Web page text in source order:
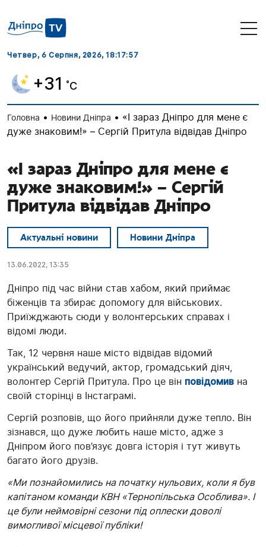
Четвер, 6 Серпня, 2026, 18:17:57
+31 ˚C
Головна • Новини Дніпра • «І зараз Дніпро для мене є
дуже знаковим!» – Сергій Притула відвідав Дніпро
«І зараз Дніпро для мене є
дуже знаковим!» – Сергій
Притула відвідав Дніпро
Актуальні новини Новини Дніпра
13.06.2022, 13:35
Дніпро під час війни став хабом, який приймає
біженців та збирає допомогу для військових.
Приїжджають сюди у волонтерських справах і
відомі люди.
Так, 12 червня наше місто відвідав відомий
український ведучий, актор, громадський діяч,
волонтер Сергій Притула. Про це він повідомив на
своїй сторінці в Інстаграмі.
Сергій розповів, що його прийняли дуже тепло. Він
зізнався, що дуже любить наше місто, адже з
Дніпром його пов’язує довга історія і тут живуть
багато його друзів.
«Ми познайомились на початку нульових, коли я був
капітаном команди КВН «Тернопільська Особлива». І
це були неймовірні сезони під оплески доволі
вимогливої місцевої публіки!